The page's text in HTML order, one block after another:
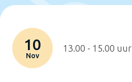
10
Nov
13.00 - 15.00 uur